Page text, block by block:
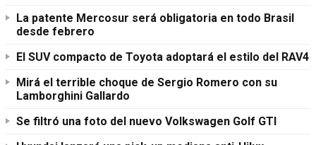
La patente Mercosur será obligatoria en todo Brasil
desde febrero
El SUV compacto de Toyota adoptará el estilo del RAV4
Mirá el terrible choque de Sergio Romero con su
Lamborghini Gallardo
Se filtró una foto del nuevo Volkswagen Golf GTI